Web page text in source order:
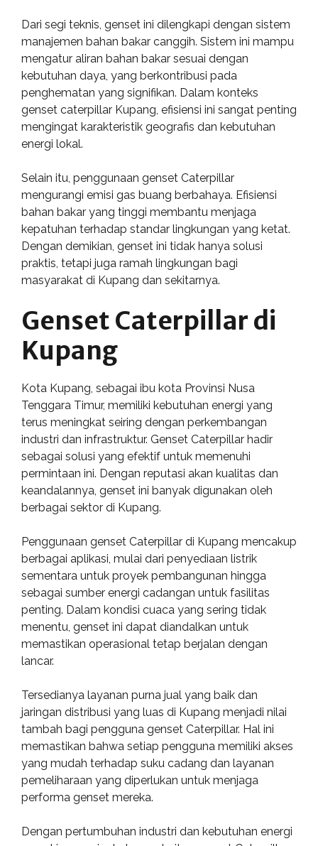
Dari segi teknis, genset ini dilengkapi dengan sistem
manajemen bahan bakar canggih. Sistem ini mampu
mengatur aliran bahan bakar sesuai dengan
kebutuhan daya, yang berkontribusi pada
penghematan yang signifikan. Dalam konteks
genset caterpillar Kupang, efisiensi ini sangat penting
mengingat karakteristik geografis dan kebutuhan
energi lokal.
Selain itu, penggunaan genset Caterpillar
mengurangi emisi gas buang berbahaya. Efisiensi
bahan bakar yang tinggi membantu menjaga
kepatuhan terhadap standar lingkungan yang ketat.
Dengan demikian, genset ini tidak hanya solusi
praktis, tetapi juga ramah lingkungan bagi
masyarakat di Kupang dan sekitarnya.
Genset Caterpillar di
Kupang
Kota Kupang, sebagai ibu kota Provinsi Nusa
Tenggara Timur, memiliki kebutuhan energi yang
terus meningkat seiring dengan perkembangan
industri dan infrastruktur. Genset Caterpillar hadir
sebagai solusi yang efektif untuk memenuhi
permintaan ini. Dengan reputasi akan kualitas dan
keandalannya, genset ini banyak digunakan oleh
berbagai sektor di Kupang.
Penggunaan genset Caterpillar di Kupang mencakup
berbagai aplikasi, mulai dari penyediaan listrik
sementara untuk proyek pembangunan hingga
sebagai sumber energi cadangan untuk fasilitas
penting. Dalam kondisi cuaca yang sering tidak
menentu, genset ini dapat diandalkan untuk
memastikan operasional tetap berjalan dengan
lancar.
Tersedianya layanan purna jual yang baik dan
jaringan distribusi yang luas di Kupang menjadi nilai
tambah bagi pengguna genset Caterpillar. Hal ini
memastikan bahwa setiap pengguna memiliki akses
yang mudah terhadap suku cadang dan layanan
pemeliharaan yang diperlukan untuk menjaga
performa genset mereka.
Dengan pertumbuhan industri dan kebutuhan energi